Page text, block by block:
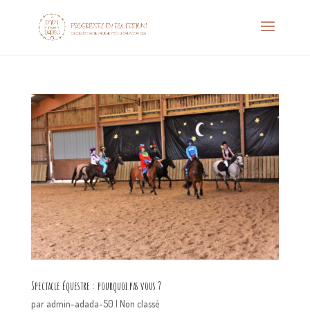
Spectacle équestre : pourquoi pas vous ?
par admin-adada-50 | Non classé